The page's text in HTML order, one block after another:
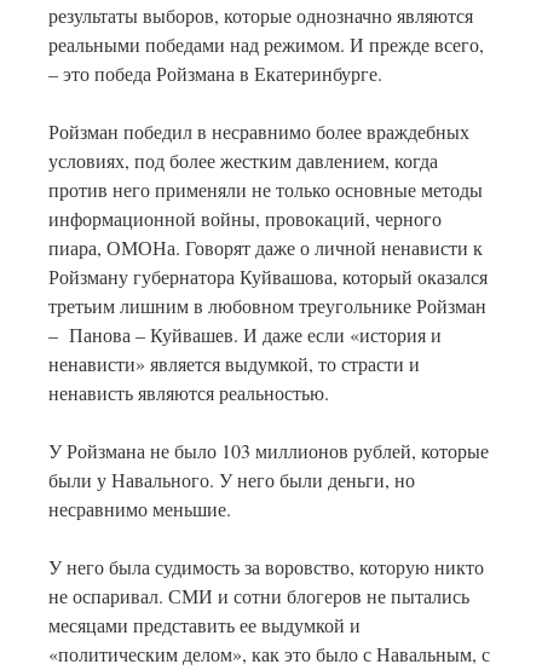
результаты выборов, которые однозначно являются
реальными победами над режимом. И прежде всего,
– это победа Ройзмана в Екатеринбурге.
Ройзман победил в несравнимо более враждебных
условиях, под более жестким давлением, когда
против него применяли не только основные методы
информационной войны, провокаций, черного
пиара, ОМОНа. Говорят даже о личной ненависти к
Ройзману губернатора Куйвашова, который оказался
третьим лишним в любовном треугольнике Ройзман
– Панова – Куйвашев. И даже если «история и
ненависти» является выдумкой, то страсти и
ненависть являются реальностью.
У Ройзмана не было 103 миллионов рублей, которые
были у Навального. У него были деньги, но
несравнимо меньшие.
У него была судимость за воровство, которую никто
не оспаривал. СМИ и сотни блогеров не пытались
месяцами представить ее выдумкой и
«политическим делом», как это было с Навальным, с